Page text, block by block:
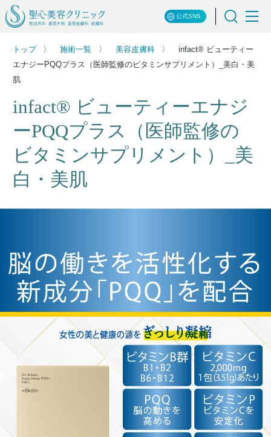
公式SNS
トップ 施術一覧 美容皮膚科
infact® ビューティー
エナジーPQQプラス（医師監修のビタミンサプリメント）_美白・美
肌
infact® ビューティーエナジ
ーPQQプラス（医師監修の
ビタミンサプリメント）_美
白・美肌